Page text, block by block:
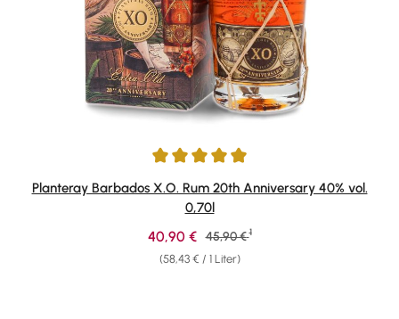
Durchschnittliche Bewertung von 4.91 von 5 Sternen
Planteray Barbados X.O. Rum 20th Anniversary 40% vol.
0,70l
(58,43 € / 1 Liter)
Verkaufspreis:
40,90 € Regulärer Preis:
45,90 € 1